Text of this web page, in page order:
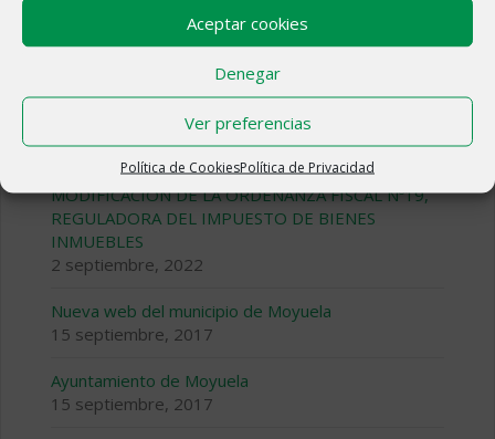
Aceptar cookies
Denegar
Ver preferencias
Política de CookiesPolítica de Privacidad
DECLARACIÓN RESPONSABLE de OBRAS
ÚLTIMAS NOTICIAS
MODIFICACIÓN DE LA ORDENANZA FISCAL Nº19,
REGULADORA DEL IMPUESTO DE BIENES
INMUEBLES
2 septiembre, 2022
Nueva web del municipio de Moyuela
15 septiembre, 2017
Ayuntamiento de Moyuela
15 septiembre, 2017